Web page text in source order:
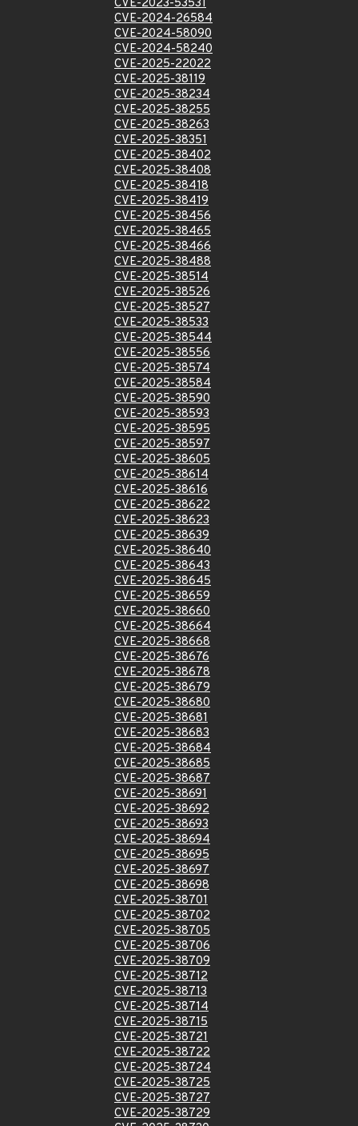
CVE-2023-53531
CVE-2024-26584
CVE-2024-58090
CVE-2024-58240
CVE-2025-22022
CVE-2025-38119
CVE-2025-38234
CVE-2025-38255
CVE-2025-38263
CVE-2025-38351
CVE-2025-38402
CVE-2025-38408
CVE-2025-38418
CVE-2025-38419
CVE-2025-38456
CVE-2025-38465
CVE-2025-38466
CVE-2025-38488
CVE-2025-38514
CVE-2025-38526
CVE-2025-38527
CVE-2025-38533
CVE-2025-38544
CVE-2025-38556
CVE-2025-38574
CVE-2025-38584
CVE-2025-38590
CVE-2025-38593
CVE-2025-38595
CVE-2025-38597
CVE-2025-38605
CVE-2025-38614
CVE-2025-38616
CVE-2025-38622
CVE-2025-38623
CVE-2025-38639
CVE-2025-38640
CVE-2025-38643
CVE-2025-38645
CVE-2025-38659
CVE-2025-38660
CVE-2025-38664
CVE-2025-38668
CVE-2025-38676
CVE-2025-38678
CVE-2025-38679
CVE-2025-38680
CVE-2025-38681
CVE-2025-38683
CVE-2025-38684
CVE-2025-38685
CVE-2025-38687
CVE-2025-38691
CVE-2025-38692
CVE-2025-38693
CVE-2025-38694
CVE-2025-38695
CVE-2025-38697
CVE-2025-38698
CVE-2025-38701
CVE-2025-38702
CVE-2025-38705
CVE-2025-38706
CVE-2025-38709
CVE-2025-38712
CVE-2025-38713
CVE-2025-38714
CVE-2025-38715
CVE-2025-38721
CVE-2025-38722
CVE-2025-38724
CVE-2025-38725
CVE-2025-38727
CVE-2025-38729